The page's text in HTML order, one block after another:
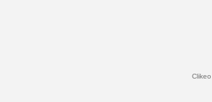
Clikeo